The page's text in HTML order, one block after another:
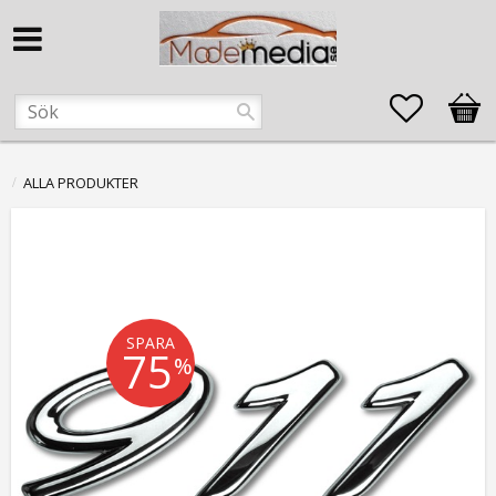
Favoriter
ALLA PRODUKTER
SPARA
75%